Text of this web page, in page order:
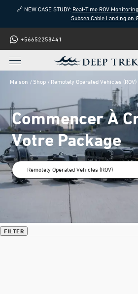
🔗 NEW CASE STUDY: Real-Time ROV
Subsea Cable Landing on
+56652258441
Maison Shop Remotely Operated Vehicles (ROV)
Commencer À
Votre Package
Remotely Operated Vehicles (ROV)
FILTER